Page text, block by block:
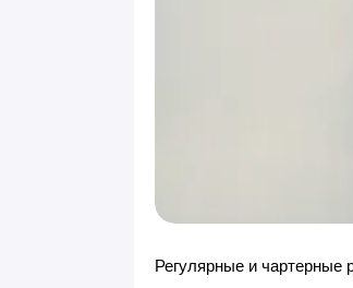
Регулярные и чартерные